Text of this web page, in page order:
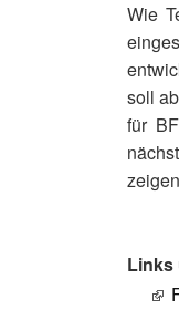
Wie
soll
für
Links